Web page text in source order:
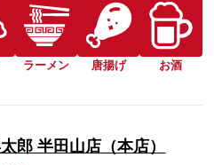
ラーメン 唐揚げ お酒
郎 半田山店（本店）